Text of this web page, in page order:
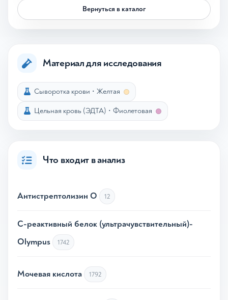
Вернуться в каталог
Материал для исследования
Сыворотка крови • Желтая
Цельная кровь (ЭДТА) • Фиолетовая
Что входит в анализ
Антистрептолизин О 12
C-реактивный белок (ультрачувствительный)-
Olympus
1742
Мочевая кислота 1792